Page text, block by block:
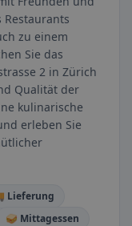
Restaurants
zu einem
Sie das
2 in Zürich
Qualität der
kulinarische
erleben Sie
Lieferung
🥪 Mittagessen